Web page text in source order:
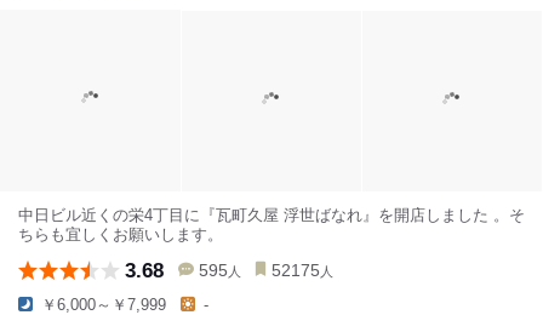
中日ビル近くの栄4丁目に『瓦町久屋 浮世ばなれ』を開店しました 。そ
ちらも宜しくお願いします。
3.68 595 人 52175 人
￥6,000～￥7,999 -